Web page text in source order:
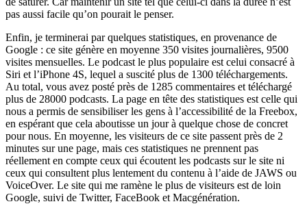
pas aussi facile qu’on pourait le penser.
Enfin, je terminerai par quelques statistiques, en provenance de
Google : ce site génère en moyenne 350 visites journalières, 9500
visites mensuelles. Le podcast le plus populaire est celui consacré à
Siri et l’iPhone 4S, lequel a suscité plus de 1300 téléchargements.
Au total, vous avez posté près de 1285 commentaires et téléchargé
plus de 28000 podcasts. La page en tête des statistiques est celle qui
nous a permis de sensibiliser les gens à l’accessibilité de la Freebox,
en espérant que cela aboutisse un jour à quelque chose de concret
pour nous. En moyenne, les visiteurs de ce site passent près de 2
minutes sur une page, mais ces statistiques ne prennent pas
réellement en compte ceux qui écoutent les podcasts sur le site ni
ceux qui consultent plus lentement du contenu à l’aide de JAWS ou
VoiceOver. Le site qui me ramène le plus de visiteurs est de loin
Google, suivi de Twitter, FaceBook et Macgénération.